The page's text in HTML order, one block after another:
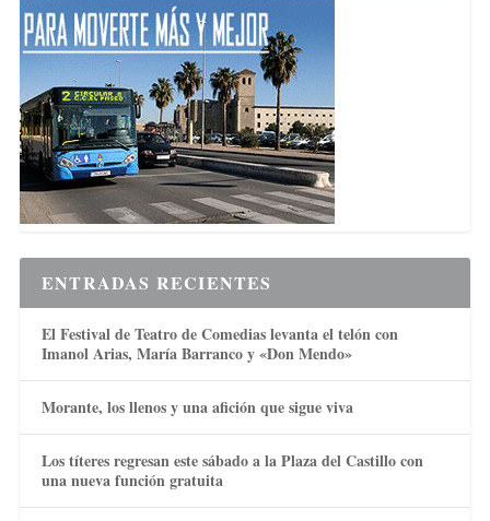
ENTRADAS RECIENTES
El Festival de Teatro de Comedias levanta el telón con
Imanol Arias, María Barranco y «Don Mendo»
Morante, los llenos y una afición que sigue viva
Los títeres regresan este sábado a la Plaza del Castillo con
una nueva función gratuita